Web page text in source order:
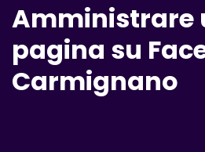
Amministrare
pagina su
Carmignano